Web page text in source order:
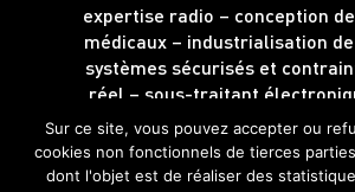
expertise radio – conception
médicaux – industrialisation
systèmes sécurisés et
réel – sous-traitant
traitance
Localisé à Angers – Saint-
d’Anjou – Maine-et-Loire –
Sur ce site, vous pouvez accepter ou
cookies non fonctionnels de tierces
dont l'objet est de réaliser des